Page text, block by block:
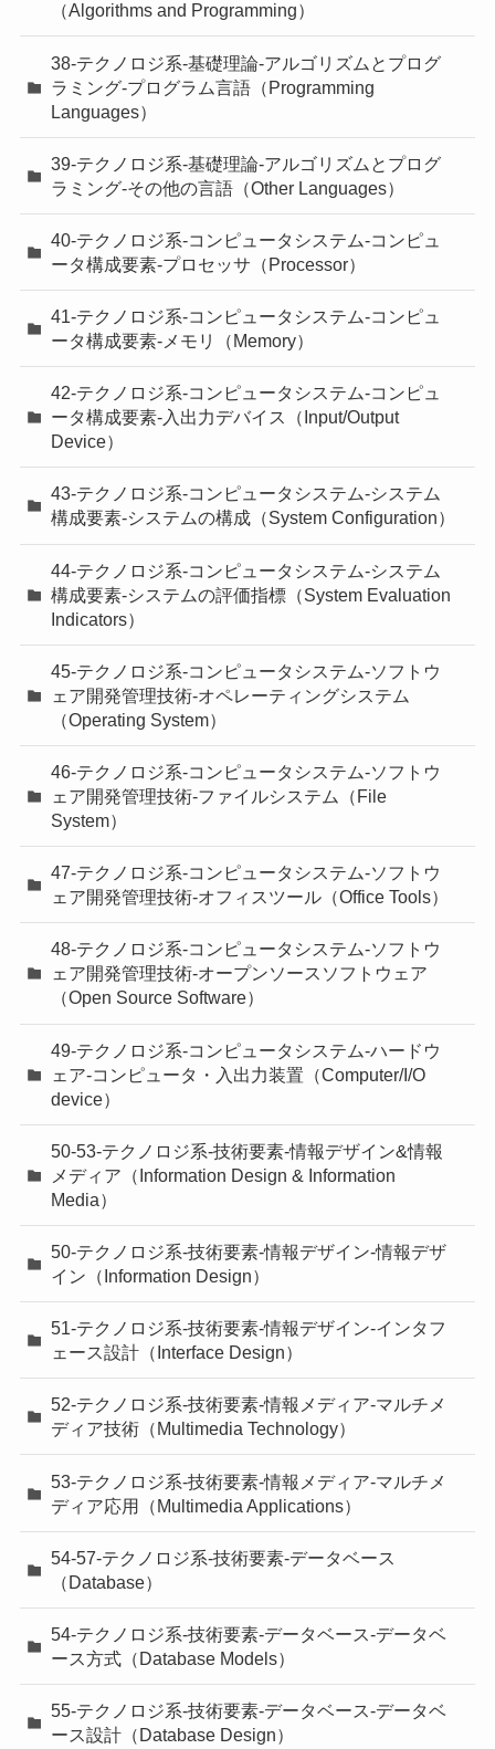
（Algorithms and Programming）
38-テクノロジ系-基礎理論-アルゴリズムとプログ
ラミング-プログラム言語（Programming
Languages）
39-テクノロジ系-基礎理論-アルゴリズムとプログ
ラミング-その他の言語（Other Languages）
40-テクノロジ系-コンピュータシステム-コンピュ
ータ構成要素-プロセッサ（Processor）
41-テクノロジ系-コンピュータシステム-コンピュ
ータ構成要素-メモリ（Memory）
42-テクノロジ系-コンピュータシステム-コンピュ
ータ構成要素-入出力デバイス（Input/Output
Device）
43-テクノロジ系-コンピュータシステム-システム
構成要素-システムの構成（System Configuration）
44-テクノロジ系-コンピュータシステム-システム
構成要素-システムの評価指標（System Evaluation
Indicators）
45-テクノロジ系-コンピュータシステム-ソフトウ
ェア開発管理技術-オペレーティングシステム
（Operating System）
46-テクノロジ系-コンピュータシステム-ソフトウ
ェア開発管理技術-ファイルシステム（File
System）
47-テクノロジ系-コンピュータシステム-ソフトウ
ェア開発管理技術-オフィスツール（Office Tools）
48-テクノロジ系-コンピュータシステム-ソフトウ
ェア開発管理技術-オープンソースソフトウェア
（Open Source Software）
49-テクノロジ系-コンピュータシステム-ハードウ
ェア-コンピュータ・入出力装置（Computer/I/O
device）
50-53-テクノロジ系-技術要素-情報デザイン&情報
メディア（Information Design & Information
Media）
50-テクノロジ系-技術要素-情報デザイン-情報デザ
イン（Information Design）
51-テクノロジ系-技術要素-情報デザイン-インタフ
ェース設計（Interface Design）
52-テクノロジ系-技術要素-情報メディア-マルチメ
ディア技術（Multimedia Technology）
53-テクノロジ系-技術要素-情報メディア-マルチメ
ディア応用（Multimedia Applications）
54-57-テクノロジ系-技術要素-データベース
（Database）
54-テクノロジ系-技術要素-データベース-データベ
ース方式（Database Models）
55-テクノロジ系-技術要素-データベース-データベ
ース設計（Database Design）